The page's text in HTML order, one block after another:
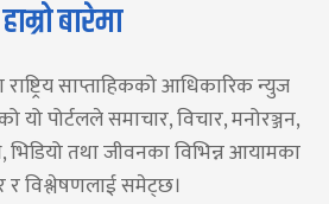
हाम्रो बारेमा
साप्ताहिकको आधिकारिक न्युज
यो पोर्टलले समाचार, विचार, मनोरञ्जन,
भिडियो तथा जीवनका विभिन्न आयामका
र विश्लेषणलाई समेट्छ।